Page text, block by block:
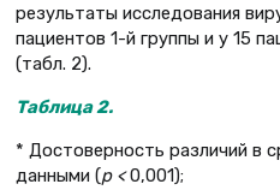
результаты исследования
пациентов 1-й группы и у 15
(табл. 2).
Таблица 2.
* Достоверность различий в
данными (р <0,001);